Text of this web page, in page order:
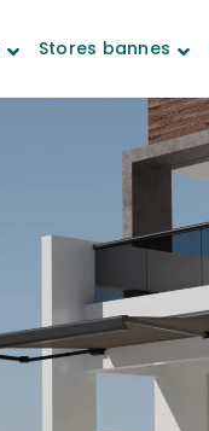
Stores bannes